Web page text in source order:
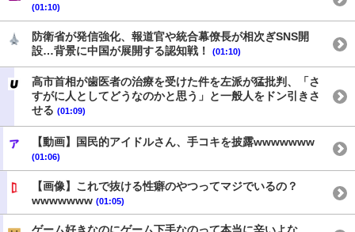
(01:10)
防衛省が発信強化、報道官や統合幕僚長が相次ぎSNS開
設…背景に中国が展開する認知戦！
(01:10)
高市首相が歯医者の治療を受けた件を左派が猛批判、「さ
すがに人としてどうなのかと思う」と一般人をドン引きさ
せる (01:09)
【動画】国民的アイドルさん、手コキを披露wwwwwww
(01:06)
【画像】これで抜ける性癖のやつってマジでいるの？
wwwwwww (01:05)